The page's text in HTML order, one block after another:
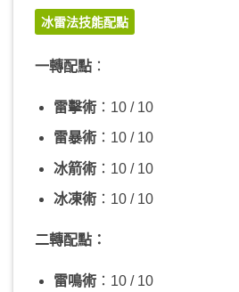
冰雷法技能配點
一轉配點 ：
雷擊術：10 / 10
雷暴術：10 / 10
冰箭術：10 / 10
冰凍術：10 / 10
二轉配點：
雷鳴術：10 / 10